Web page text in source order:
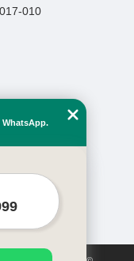
010
WhatsApp.